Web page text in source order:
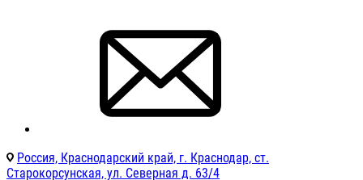
Россия, Краснодарский край, г. Краснодар, ст.
Старокорсунская, ул. Северная д. 63/4